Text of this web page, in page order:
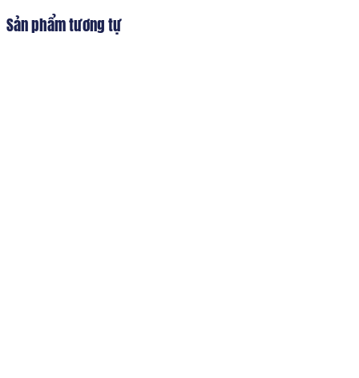
Sản phẩm tương tự